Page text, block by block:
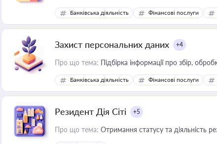
Банківська діяльність Фінансові послуги
Захист персональних даних +4
Про що тема: Підбірка інформації про збір,
Банківська діяльність Фінансові послуги
Резидент Дія Сіті +5
Про що тема: Отримання статусу та діяльність